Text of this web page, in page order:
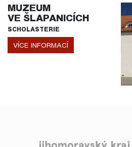
MUZEUM
VE ŠLAPANICÍCH
SCHOLASTERIE
VÍCE INFORMACÍ